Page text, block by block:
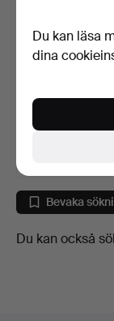
Benton.
6 dagar
Bevaka
Du kan också
Du kan läsa
dina